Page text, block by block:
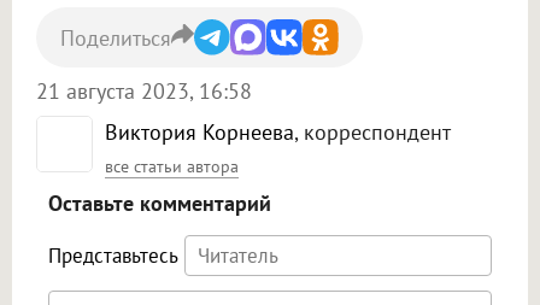
Виктория Корнеева, корреспондент
все статьи автора
21 августа 2023, 16:58
Поделиться
Оставьте комментарий
Представьтесь